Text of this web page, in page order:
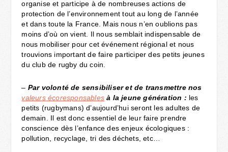
organise et participe à de nombreuses actions de
protection de l’environnement tout au long de l’année
et dans toute la France. Mais nous n’en oublions pas
moins d’où on vient. Il nous semblait indispensable de
nous mobiliser pour cet événement régional et nous
trouvions important de faire participer des petits jeunes
du club de rugby du coin.
– Par volonté de sensibiliser et de transmettre nos
valeurs écoresponsables à la jeune génération : les
petits (rugbymans) d’aujourd’hui seront les adultes de
demain. Il est donc essentiel de leur faire prendre
conscience dès l’enfance des enjeux écologiques :
pollution, recyclage, tri des déchets, etc…